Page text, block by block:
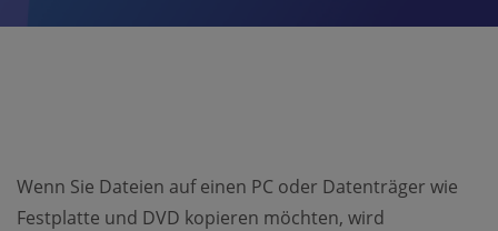
Wenn Sie Dateien auf einen PC oder Datenträger wie
Festplatte und DVD kopieren möchten, wird